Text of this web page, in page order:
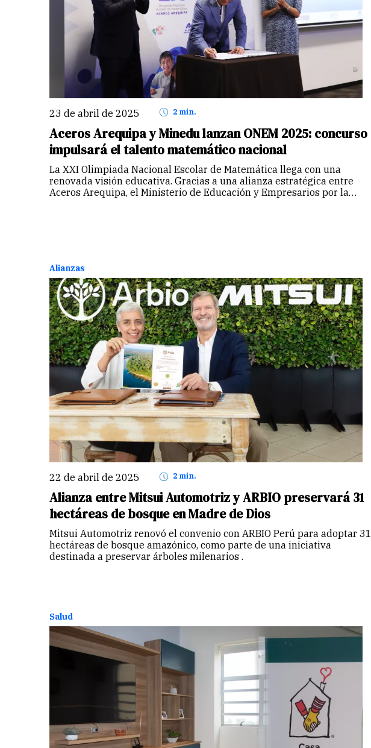
23 de abril de 2025 2 min.
Aceros Arequipa y Minedu lanzan ONEM 2025: concurso
impulsará el talento matemático nacional
La XXI Olimpiada Nacional Escolar de Matemática llega con una
renovada visión educativa. Gracias a una alianza estratégica entre
Aceros Arequipa, el Ministerio de Educación y Empresarios por la
Alianzas
22 de abril de 2025 2 min.
Alianza entre Mitsui Automotriz y ARBIO preservará 31
hectáreas de bosque en Madre de Dios
Mitsui Automotriz renovó el convenio con ARBIO Perú para adoptar 31
hectáreas de bosque amazónico, como parte de una iniciativa
destinada a preservar árboles milenarios .
Salud